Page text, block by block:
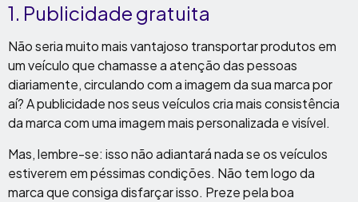
1. Publicidade gratuita
Não seria muito mais vantajoso transportar produtos em
um veículo que chamasse a atenção das pessoas
diariamente, circulando com a imagem da sua marca por
aí? A publicidade nos seus veículos cria mais consistência
da marca com uma imagem mais personalizada e visível.
Mas, lembre-se: isso não adiantará nada se os veículos
estiverem em péssimas condições. Não tem logo da
marca que consiga disfarçar isso. Preze pela boa